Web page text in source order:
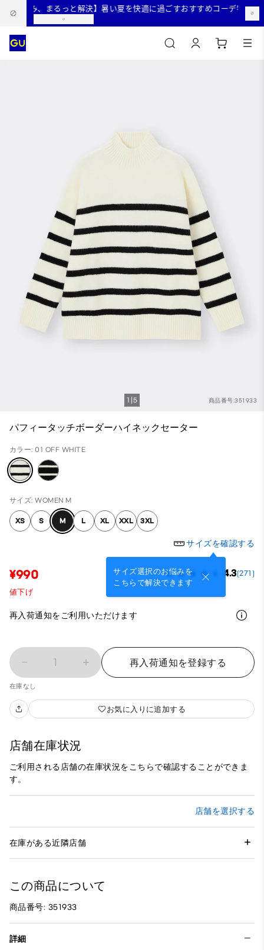
お悩み、まるっと解決】暑い夏を快適に過ごすおすすめコーデ特集
商品番号:351933
1 5
パフィータッチボーダーハイネックセーター
カラー: 01 OFF WHITE
サイズ: WOMEN M
XS S M L XL XXL 3XL
サイズを確認する
サイズ選択のお悩みを
こちらで解決できます
¥990 4.3(271)
値下げ
再入荷通知をご利用いただけます
1 再入荷通知を登録する
在庫なし
お気に入りに追加する
店舗在庫状況
ご利用される店舗の在庫状況をこちらで確認することができま
す。
店舗を選択する
在庫がある近隣店舗
この商品について
商品番号: 351933
詳細